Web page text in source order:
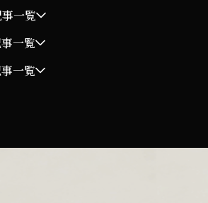
一覧
一覧
一覧